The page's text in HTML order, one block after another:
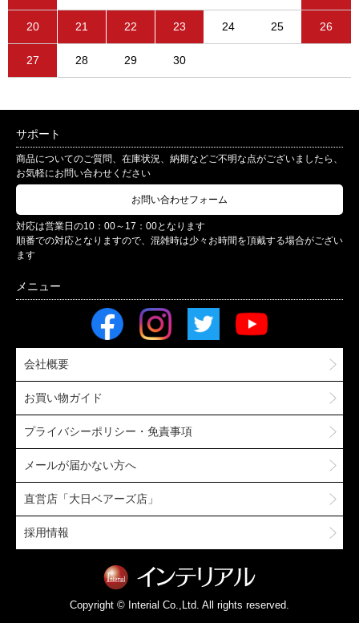
20 21 22 23 24 25 26
27 28 29 30
サポート
商品についてのご質問、在庫状況、納期などご不明な点がございましたら、
お気軽にお問い合わせください
お問い合わせフォーム
対応は営業日の10：00～17：00となります
順番での対応となりますので、混雑時は少々お時間を頂戴する場合がござい
ます
会社概要
お買い物ガイド
プライバシーポリシー・免責事項
メールが届かない方へ
直営店「大日ベアーズ店」
採用情報
Copyright © Interial Co.,Ltd. All rights reserved.